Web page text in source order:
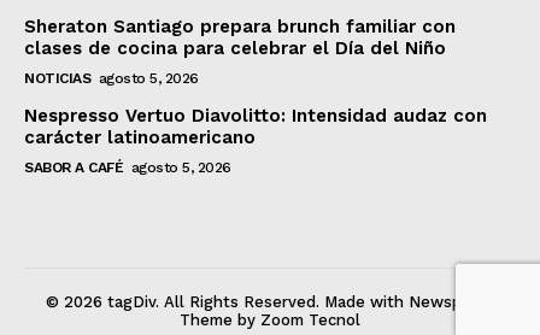
Sheraton Santiago prepara brunch familiar con
clases de cocina para celebrar el Día del Niño
NOTICIAS agosto 5, 2026
Nespresso Vertuo Diavolitto: Intensidad audaz con
carácter latinoamericano
SABOR A CAFÉ agosto 5, 2026
© 2026 tagDiv. All Rights Reserved. Made with Newspaper
Theme by Zoom Tecnol